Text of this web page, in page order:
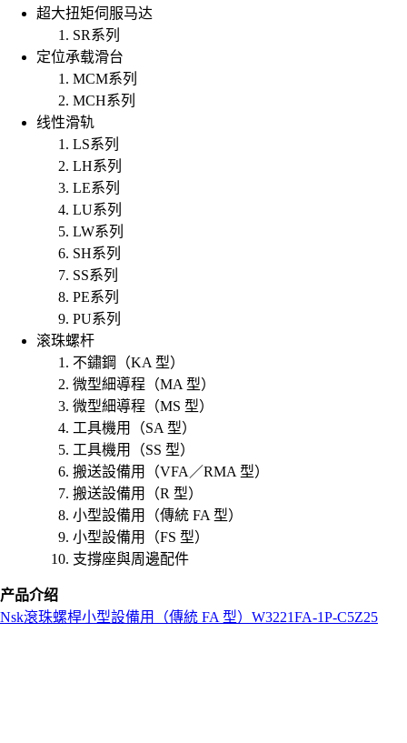
超大扭矩伺服马达
SR系列
定位承载滑台
MCM系列
MCH系列
线性滑轨
LS系列
LH系列
LE系列
LU系列
LW系列
SH系列
SS系列
PE系列
PU系列
滚珠螺杆
不鏽鋼（KA 型）
微型細導程（MA 型）
微型細導程（MS 型）
工具機用（SA 型）
工具機用（SS 型）
搬送設備用（VFA／RMA 型）
搬送設備用（R 型）
小型設備用（傳統 FA 型）
小型設備用（FS 型）
支撐座與周邊配件
产品介绍
Nsk滾珠螺桿小型設備用（傳統 FA 型） W3221FA-1P-C5Z25